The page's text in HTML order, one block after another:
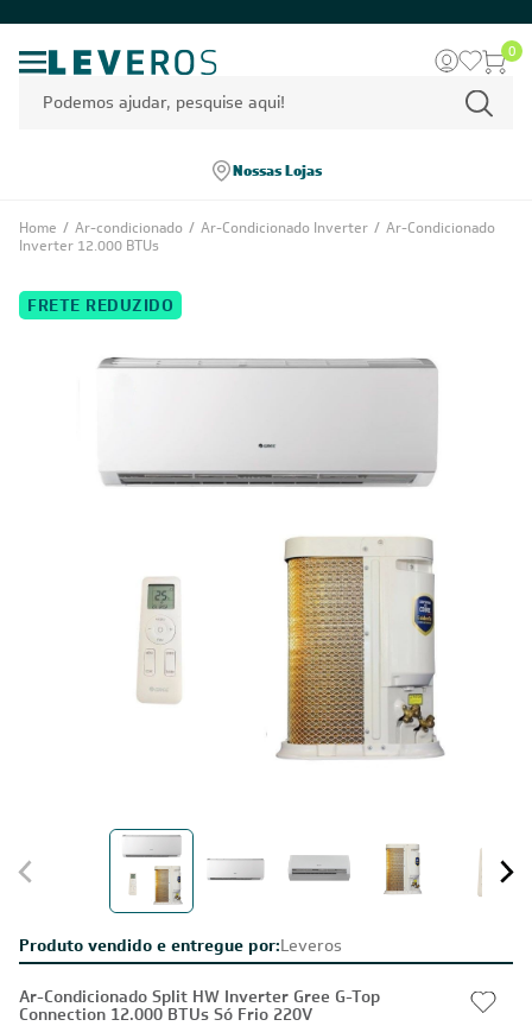
0
Nossas Lojas
Home / Ar-condicionado / Ar-Condicionado Inverter / Ar-Condicionado
Inverter 12.000 BTUs
Produto vendido e entregue por:Leveros
Ar-Condicionado Split HW Inverter Gree G-Top
Connection 12.000 BTUs Só Frio 220V
FRETE REDUZIDO